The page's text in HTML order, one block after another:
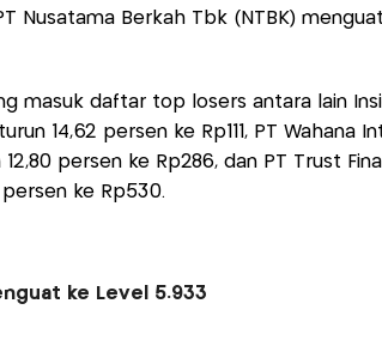
Nusatama Berkah Tbk (NTBK)
masuk daftar top losers antara lain
14,62 persen ke Rp111, PT Wahana
persen ke Rp286, dan PT Trust
persen ke Rp530.
ke Level 5.933